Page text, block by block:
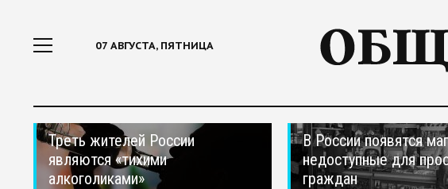
07 АВГУСТА, ПЯТНИЦА
Треть жителей России
являются «тихими
алкоголиками»
В России появятся
недоступные для
граждан